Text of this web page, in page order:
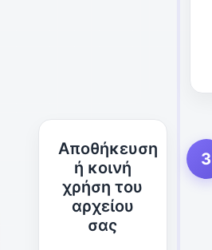
3
Αποθήκευση
ή κοινή
χρήση του
αρχείου
σας